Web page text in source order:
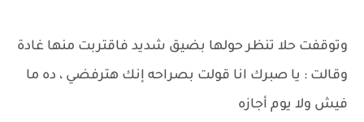
وتوقفت حلا تنظر حولها بضيق شديد فاقتربت منها غادة
وقالت : يا صبرك انا قولت بصراحه إنك هترفضي ، ده ما
فيش ولا يوم أجازه